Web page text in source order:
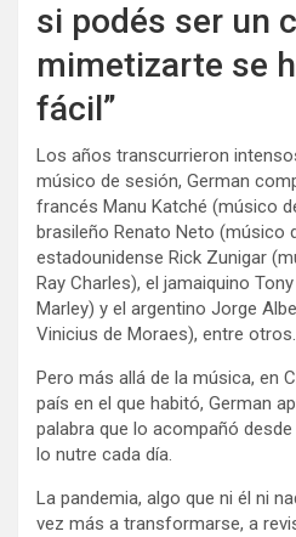
si podés ser un
mimetizarte se
fácil”
Los años transcurrieron
músico de sesión, German
francés Manu Katché (músico
brasileño Renato Neto (músico
estadounidense Rick Zunigar
Ray Charles), el jamaiquino
Marley) y el argentino Jorge
Vinicius de Moraes), entre otros.
Pero más allá de la música, en
país en el que habitó, German
palabra que lo acompañó
lo nutre cada día.
La pandemia, algo que ni él ni
vez más a transformarse, a